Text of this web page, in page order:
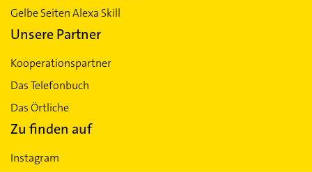
Gelbe Seiten Alexa Skill
Unsere Partner
Kooperationspartner
Das Telefonbuch
Das Örtliche
Zu finden auf
Instagram